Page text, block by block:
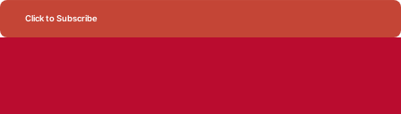
Click to Subscribe